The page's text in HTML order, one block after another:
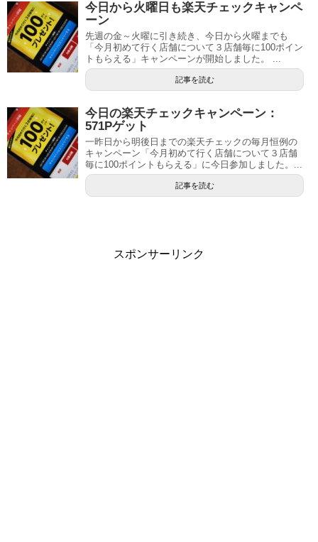
今日から火曜日も楽天チェックキャンペ
ーン
先週の金～火曜に引き続き、今日から火曜までも
「今月初めて行く店舗について３店舗毎に100ポイン
トもらえる」キャンペーンが開始しました。 ...
記事を読む
今日の楽天チェックキャンペーン：
571Pゲット
一昨日から明後日までの楽天チェックの毎月恒例の
キャンペーン「今月初めて行く店舗について３店舗
毎に100ポイントもらえる」に今日参加しました。...
記事を読む
スポンサーリンク